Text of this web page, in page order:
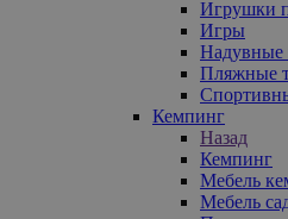
Игрушки
Игры
Надувные
Пляжные
Кемпинг
Назад
Кемпинг
Мебель
Мебель